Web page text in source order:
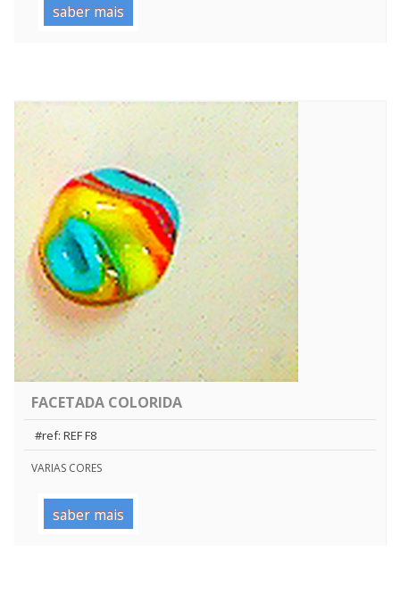
saber mais
FACETADA COLORIDA
#ref: REF F8
VARIAS CORES
saber mais